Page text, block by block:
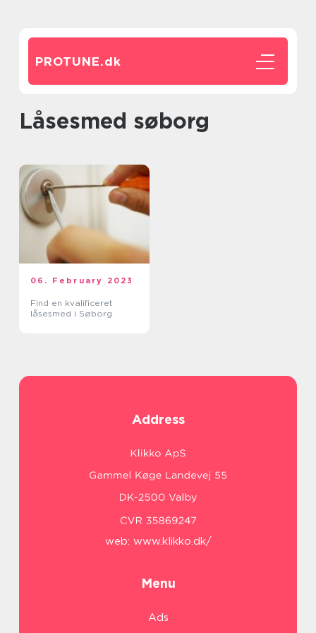
PROTUNE.dk
låsesmed søborg
06. February 2023
Find en kvalificeret
låsesmed i Søborg
Address
web: www.klikko.dk/
Menu
Ads